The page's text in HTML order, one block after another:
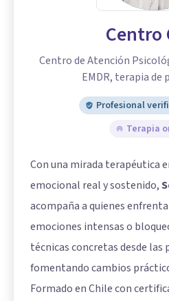
Centro
Centro de Atención
EMDR, terapia de
Profesional
Terapia
Con una mirada terapéutica
emocional real y sostenido,
acompaña a quienes
emociones intensas o
técnicas concretas desde las
fomentando cambios
Formado en Chile con